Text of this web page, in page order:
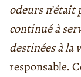
odeurs n’était
continué à
destinées à la
responsable.